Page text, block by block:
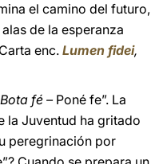
el camino del futuro,
de la esperanza
enc. Lumen fidei,
Bota fé – Poné fe”. La
la Juventud ha gritado
peregrinación por